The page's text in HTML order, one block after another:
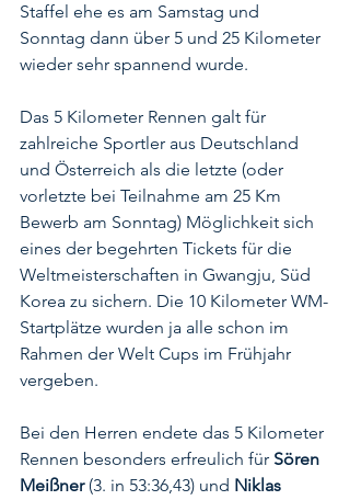
Staffel ehe es am Samstag und
Sonntag dann über 5 und 25 Kilometer
wieder sehr spannend wurde.
Das 5 Kilometer Rennen galt für
zahlreiche Sportler aus Deutschland
und Österreich als die letzte (oder
vorletzte bei Teilnahme am 25 Km
Bewerb am Sonntag) Möglichkeit sich
eines der begehrten Tickets für die
Weltmeisterschaften in Gwangju, Süd
Korea zu sichern. Die 10 Kilometer WM-
Startplätze wurden ja alle schon im
Rahmen der Welt Cups im Frühjahr
vergeben.
Bei den Herren endete das 5 Kilometer
Rennen besonders erfreulich für Sören
Meißner (3. in 53:36,43) und Niklas